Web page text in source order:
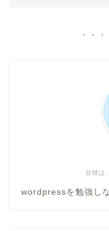
目標は
wordpressを勉強し